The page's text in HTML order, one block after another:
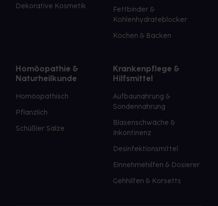
Dekorative Kosmetik
Fettbinder &
Kohlenhydrateblocker
Kochen & Backen
Homöopathie &
Naturheilkunde
Homöopathisch
Pflanzlich
Schüßler Salze
Krankenpflege &
Hilfsmittel
Aufbaunahrung &
Sondennahrung
Blasenschwäche &
Inkontinenz
Desinfektionsmittel
Einnehmehilfen & Dosierer
Gehhilfen & Korsetts